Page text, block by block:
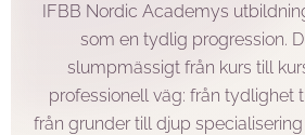
IFBB Nordic Academys
som en tydlig progression.
slumpmässigt från kurs till
professionell väg: från tydlighet
från grunder till djup